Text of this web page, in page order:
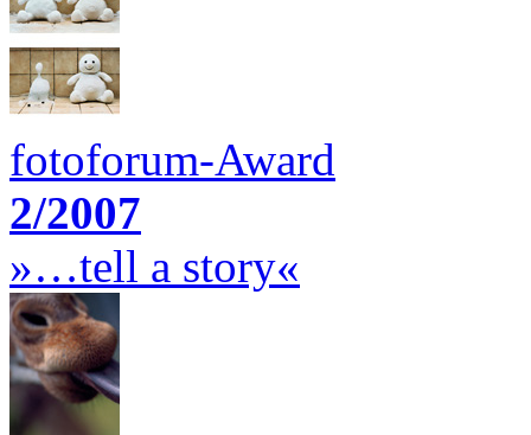
fotoforum-Award
2/2007
»…tell a story«